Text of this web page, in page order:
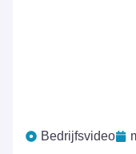
Bedrijfsvideo